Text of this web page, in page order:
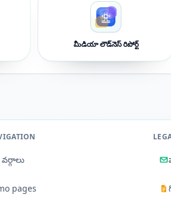
మీడియా లౌడ్‌నెస్ రిపోర్ట్
pages